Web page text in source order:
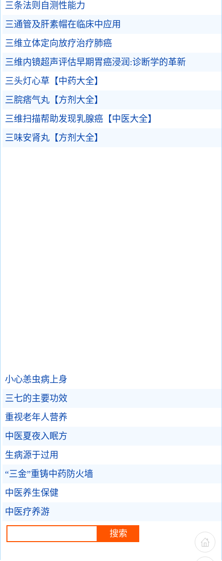
三条法则自测性能力
三通管及肝素帽在临床中应用
三维立体定向放疗治疗肺癌
三维内镜超声评估早期胃癌浸润:诊断学的革新
三头灯心草【中药大全】
三脘痞气丸【方剂大全】
三维扫描帮助发现乳腺癌【中医大全】
三味安肾丸【方剂大全】
小心恙虫病上身
三七的主要功效
重视老年人营养
中医夏夜入眠方
生病源于过用
“三金”重铸中药防火墙
中医养生保健
中医疗养游